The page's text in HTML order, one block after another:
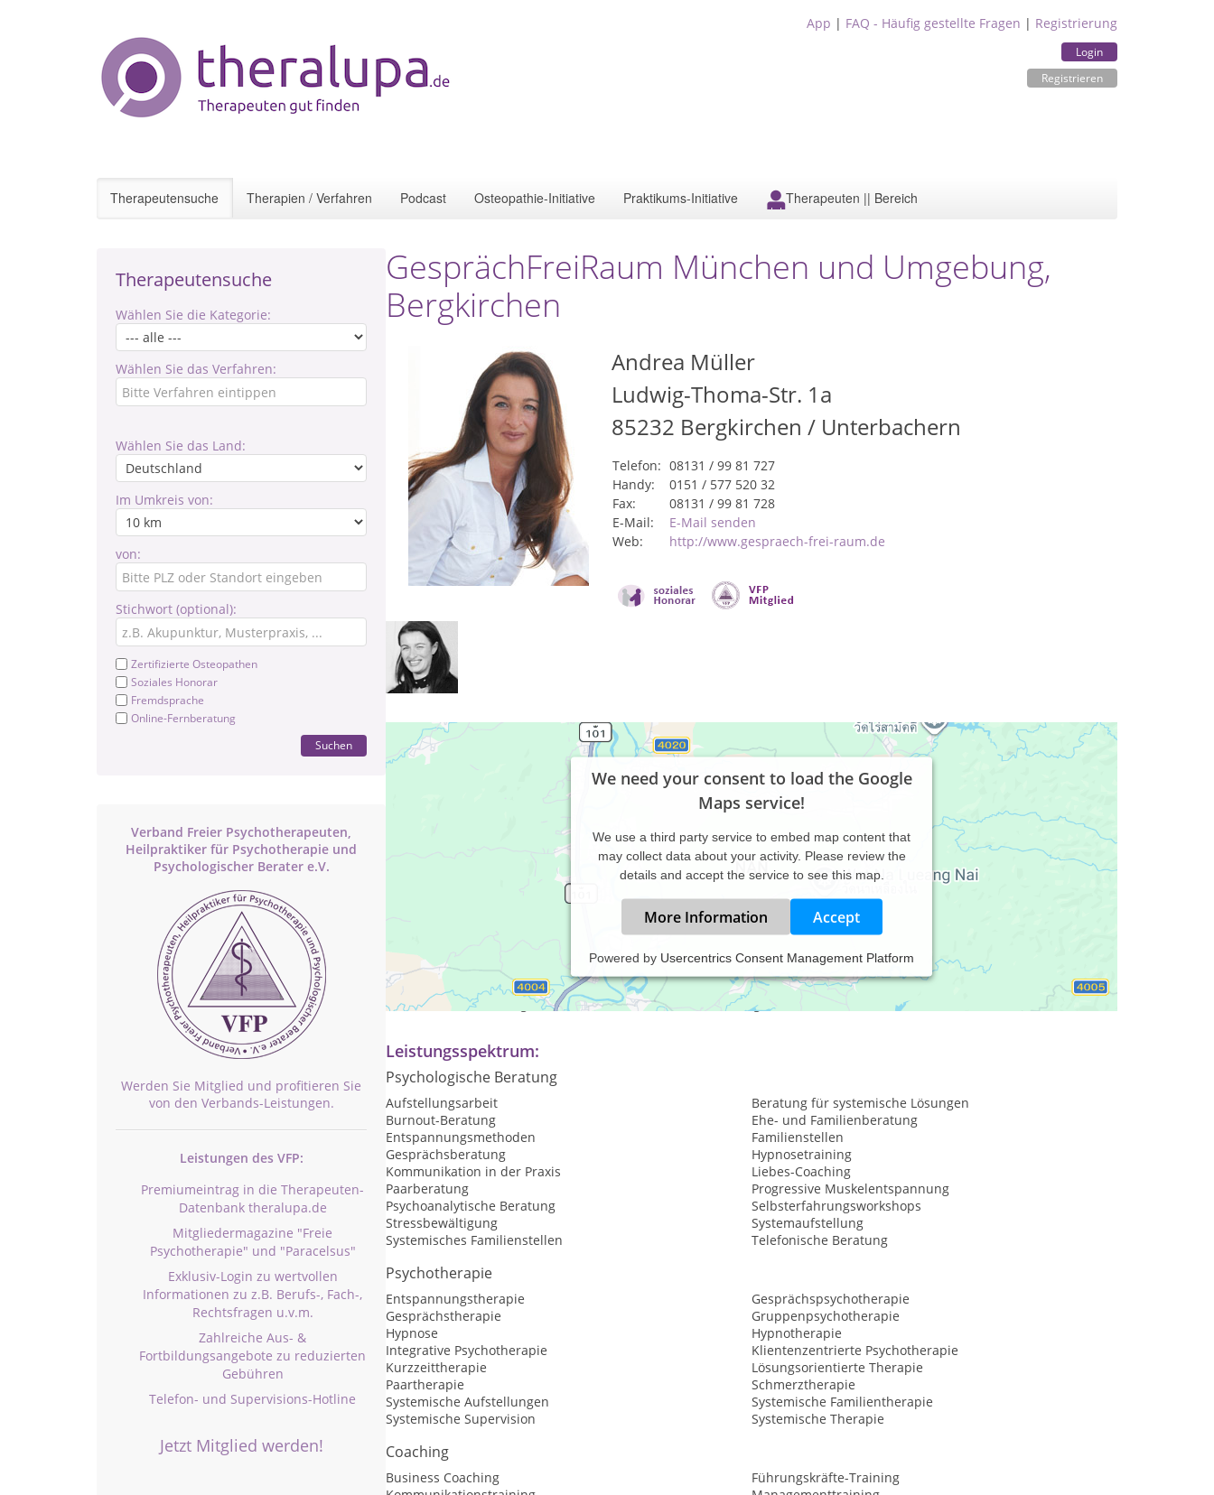
App | FAQ - Häufig gestellte Fragen | Registrierung
Login
Registrieren
Therapeutensuche Therapien / Verfahren Podcast Osteopathie-Initiative Praktikums-Initiative Therapeuten || Bereich
Therapeutensuche
Wählen Sie die Kategorie:
Wählen Sie das Verfahren:
Wählen Sie das Land:
Im Umkreis von:
von:
Stichwort (optional):
Zertifizierte Osteopathen
Soziales Honorar
Fremdsprache
Online-Fernberatung
Suchen
Verband Freier Psychotherapeuten,
Heilpraktiker für Psychotherapie und
Psychologischer Berater e.V.
Werden Sie Mitglied und profitieren Sie
von den Verbands-Leistungen.
Leistungen des VFP:
Premiumeintrag in die Therapeuten-
Datenbank theralupa.de
Mitgliedermagazine "Freie
Psychotherapie" und "Paracelsus"
Exklusiv-Login zu wertvollen
Informationen zu z.B. Berufs-, Fach-,
Rechtsfragen u.v.m.
Zahlreiche Aus- &
Fortbildungsangebote zu reduzierten
Gebühren
Telefon- und Supervisions-Hotline
Jetzt Mitglied werden!
GesprächFreiRaum München und Umgebung,
Bergkirchen
Andrea Müller
Ludwig-Thoma-Str. 1a
85232 Bergkirchen / Unterbachern
Telefon: 08131 / 99 81 727
Handy:
0151 / 577 520 32
Fax:
08131 / 99 81 728
E-Mail:
E-Mail senden
Web:
http://www.gespraech-frei-raum.de
We need your consent to load the Google
Maps service!
We use a third party service to embed map content that
may collect data about your activity. Please review the
details and accept the service to see this map.
More Information Accept
Powered by Usercentrics Consent Management Platform
Praxiszeiten:
nur nach Vereinbarung; Abend- und Wochenendterminemöglich
Leistungsspektrum:
Psychologische Beratung
Aufstellungsarbeit
Beratung für systemische Lösungen
Burnout-Beratung
Ehe- und Familienberatung
Entspannungsmethoden
Familienstellen
Gesprächsberatung
Hypnosetraining
Kommunikation in der Praxis
Liebes-Coaching
Paarberatung
Progressive Muskelentspannung
Psychoanalytische Beratung
Selbsterfahrungsworkshops
Stressbewältigung
Systemaufstellung
Systemisches Familienstellen
Telefonische Beratung
Psychotherapie
Entspannungstherapie
Gesprächspsychotherapie
Gesprächstherapie
Gruppenpsychotherapie
Hypnose
Hypnotherapie
Integrative Psychotherapie
Klientenzentrierte Psychotherapie
Kurzzeittherapie
Lösungsorientierte Therapie
Paartherapie
Schmerztherapie
Systemische Aufstellungen
Systemische Familientherapie
Systemische Supervision
Systemische Therapie
Coaching
Business Coaching
Führungskräfte-Training